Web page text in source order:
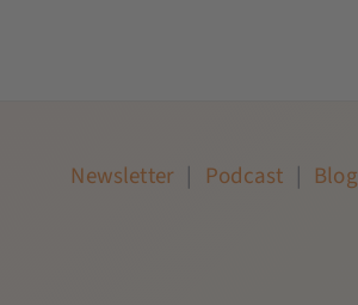
Newsletter | Podcast | Blog